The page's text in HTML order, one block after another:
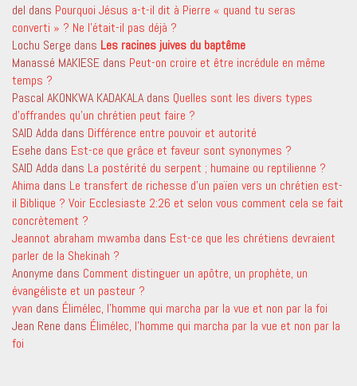
del dans Pourquoi Jésus a-t-il dit à Pierre « quand tu seras
converti » ? Ne l’était-il pas déjà ?
Lochu Serge dans Les racines juives du baptême
Manassé MAKIESE dans Peut-on croire et être incrédule en même
temps ?
Pascal AKONKWA KADAKALA dans Quelles sont les divers types
d’offrandes qu’un chrétien peut faire ?
SAID Adda dans Différence entre pouvoir et autorité
Esehe dans Est-ce que grâce et faveur sont synonymes ?
SAID Adda dans La postérité du serpent ; humaine ou reptilienne ?
Ahima dans Le transfert de richesse d’un païen vers un chrétien est-
il Biblique ? Voir Ecclesiaste 2:26 et selon vous comment cela se fait
concrètement ?
Jeannot abraham mwamba dans Est-ce que les chrétiens devraient
parler de la Shekinah ?
Anonyme dans Comment distinguer un apôtre, un prophète, un
évangéliste et un pasteur ?
yvan dans Élimélec, l’homme qui marcha par la vue et non par la foi
Jean Rene dans Élimélec, l’homme qui marcha par la vue et non par la
foi